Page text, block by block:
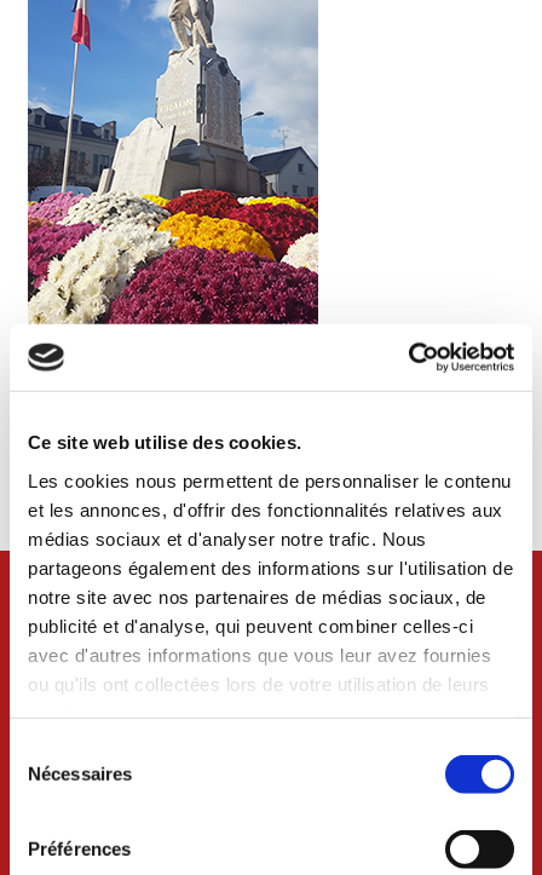
Ce site web utilise des cookies.
Les cookies nous permettent de personnaliser le contenu
et les annonces, d'offrir des fonctionnalités relatives aux
médias sociaux et d'analyser notre trafic. Nous
partageons également des informations sur l'utilisation de
notre site avec nos partenaires de médias sociaux, de
publicité et d'analyse, qui peuvent combiner celles-ci
avec d'autres informations que vous leur avez fournies
ou qu'ils ont collectées lors de votre utilisation de leurs
consentement
Nécessaires
Préférences
Au programme
10h : messe à l'église Saint-Nicolas
11h : dépôt de gerbe au monument aux morts